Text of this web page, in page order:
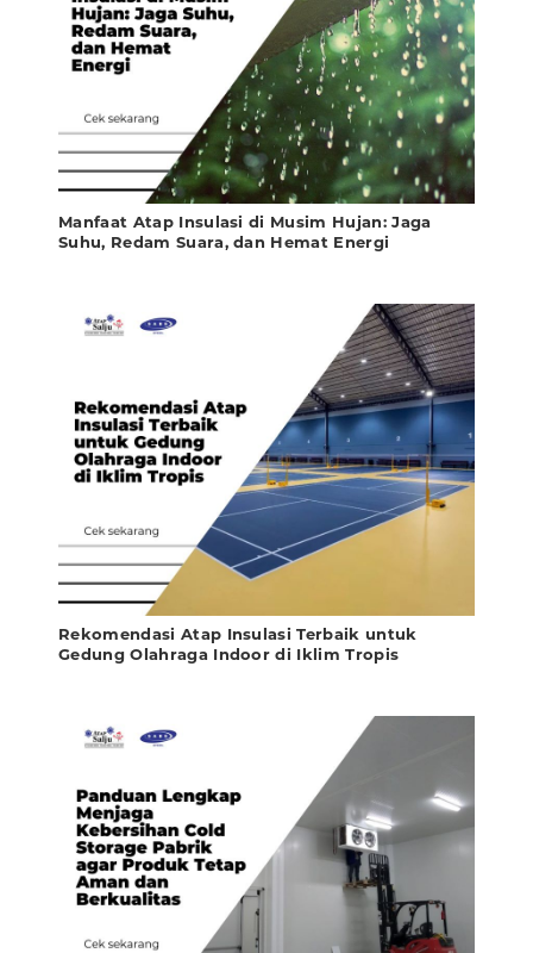
Manfaat Atap Insulasi di Musim Hujan: Jaga
Suhu, Redam Suara, dan Hemat Energi
Rekomendasi Atap Insulasi Terbaik untuk
Gedung Olahraga Indoor di Iklim Tropis